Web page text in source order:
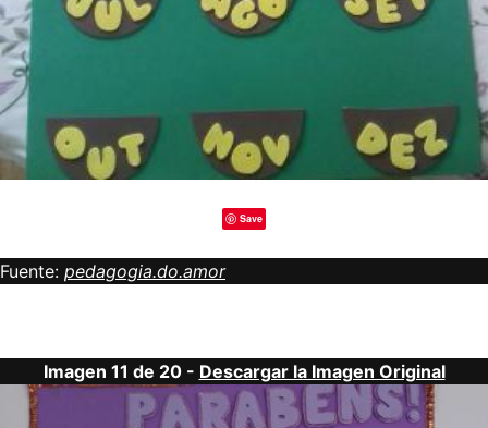
Save
Fuente: pedagogia.do.amor
Imagen 11 de 20 - Descargar la Imagen Original